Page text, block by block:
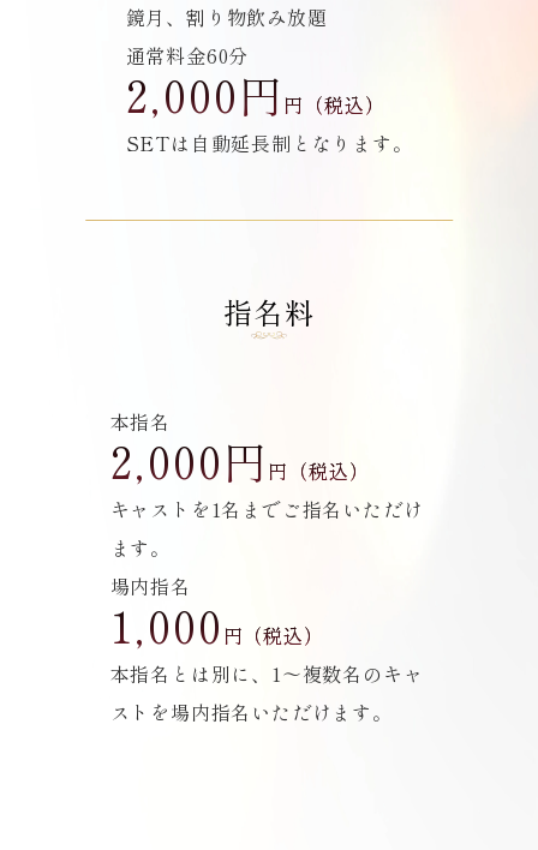
鏡月、割り物飲み放題
通常料金60分
2,000円 円（税込）
SETは自動延長制となります。
指名料
本指名
2,000円 円（税込）
キャストを1名までご指名いただけ
ます。
場内指名
1,000 円（税込）
本指名とは別に、1～複数名のキャ
ストを場内指名いただけます。